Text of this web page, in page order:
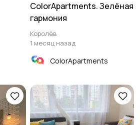
ColorApartments. Зелёная
гармония
Королёв
1 месяц назад
ColorApartments